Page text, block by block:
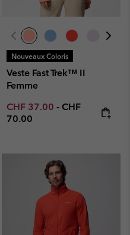
Nouveaux Coloris
Veste Fast Trek™ II
Femme
Minimum sale price:
CHF 37.00 - Maximum
CHF
70.00